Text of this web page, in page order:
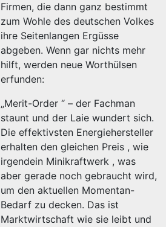
Firmen, die dann ganz bestimmt
zum Wohle des deutschen Volkes
ihre Seitenlangen Ergüsse
abgeben. Wenn gar nichts mehr
hilft, werden neue Worthülsen
erfunden:
„Merit-Order “ – der Fachman
staunt und der Laie wundert sich.
Die effektivsten Energiehersteller
erhalten den gleichen Preis , wie
irgendein Minikraftwerk , was
aber gerade noch gebraucht wird,
um den aktuellen Momentan-
Bedarf zu decken. Das ist
Marktwirtschaft wie sie leibt und